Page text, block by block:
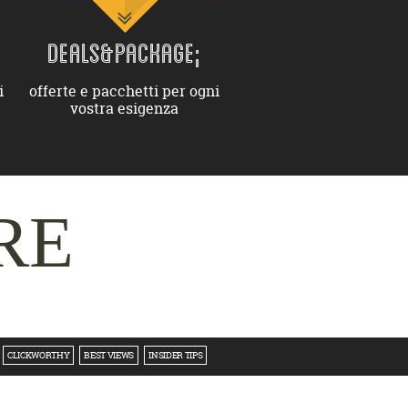
DEALS&PACKAGE;
offerte e pacchetti per ogni
vostra esigenza
CLICKWORTHY BEST VIEWS INSIDER TIPS